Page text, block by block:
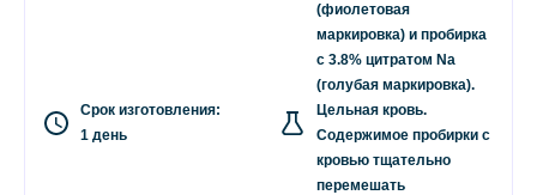
Срок изготовления:
1 день
(фиолетовая
маркировка) и пробирка
с 3.8% цитратом Na
(голубая маркировка).
Цельная кровь.
Содержимое пробирки с
кровью тщательно
перемешать